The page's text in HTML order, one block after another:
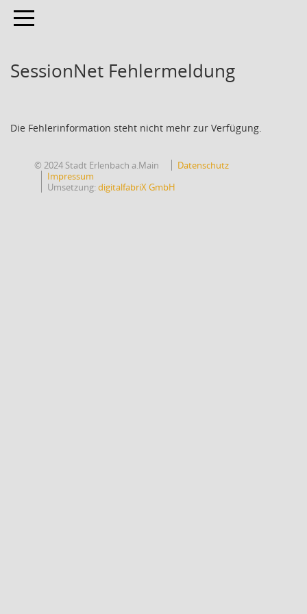
Toggle navigation
SessionNet Fehlermeldung
Die Fehlerinformation steht nicht mehr zur Verfügung.
© 2024 Stadt Erlenbach a.Main
Datenschutz
Impressum
Umsetzung:digitalfabriX GmbH